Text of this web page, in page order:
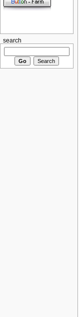
search